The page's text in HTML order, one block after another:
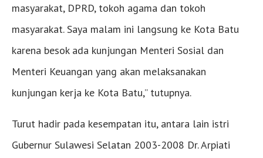
masyarakat, DPRD, tokoh agama dan tokoh
masyarakat. Saya malam ini langsung ke Kota Batu
karena besok ada kunjungan Menteri Sosial dan
Menteri Keuangan yang akan melaksanakan
kunjungan kerja ke Kota Batu,” tutupnya.
Turut hadir pada kesempatan itu, antara lain istri
Gubernur Sulawesi Selatan 2003-2008 Dr. Arpiati